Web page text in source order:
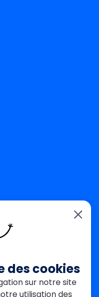
des cookies
sur notre site
utilisation des